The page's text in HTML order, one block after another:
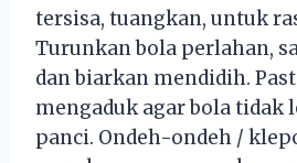
tersisa, tuangkan, untuk
Turunkan bola perlahan,
dan biarkan mendidih.
mengaduk agar bola tidak
panci. Ondeh-ondeh /